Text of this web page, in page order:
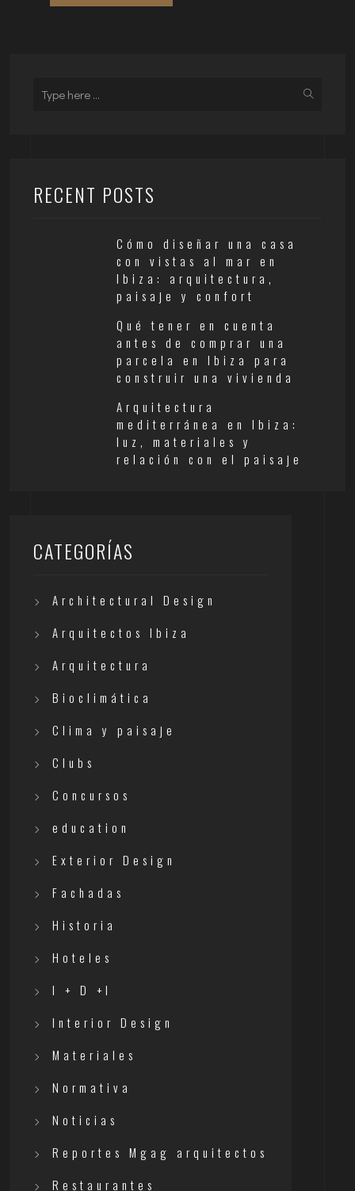
RECENT POSTS
Cómo diseñar una casa
con vistas al mar en
Ibiza: arquitectura,
paisaje y confort
Qué tener en cuenta
antes de comprar una
parcela en Ibiza para
construir una vivienda
Arquitectura
mediterránea en Ibiza:
luz, materiales y
relación con el paisaje
CATEGORÍAS
Architectural Design
Arquitectos Ibiza
Arquitectura
Bioclimática
Clima y paisaje
Clubs
Concursos
education
Exterior Design
Fachadas
Historia
Hoteles
I + D +I
Interior Design
Materiales
Normativa
Noticias
Reportes Mgag arquitectos
Restaurantes